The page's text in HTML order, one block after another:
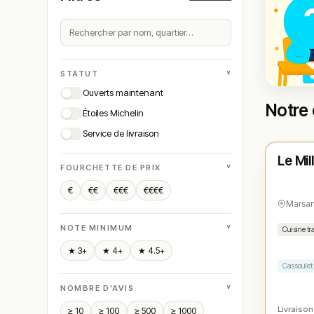
STATUT ˅
Ouverts maintenant
Étoiles Michelin
Service de livraison
FOURCHETTE DE PRIX ˅
€ €€ €€€ €€€€
NOTE MINIMUM ˅
★ 3+ ★ 4+ ★ 4.5+
NOMBRE D'AVIS ˅
≥ 10 ≥ 100 ≥ 500 ≥ 1000
Notre
★ N°
Le
Marsan
Cuisine
Cassoulet
Livraison